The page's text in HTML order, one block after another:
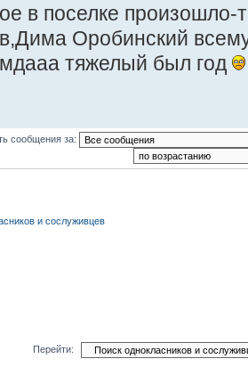
в поселке произошло-
Оробинский
тяжелый был год
сообщения за:
и сослуживцев
Перейти: